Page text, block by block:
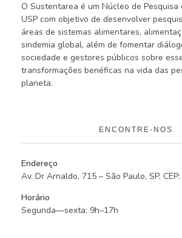
O Sustentarea é um Núcleo de Pesquisa
USP com objetivo de desenvolver
áreas de sistemas alimentares,
sindemia global, além de fomentar
sociedade e gestores públicos sobre
transformações benéficas na vida das
planeta.
ENCONTRE-NOS
Endereço
Av. Dr Arnaldo, 715 – São Paulo, SP,
Horário
Segunda—sexta: 9h–17h